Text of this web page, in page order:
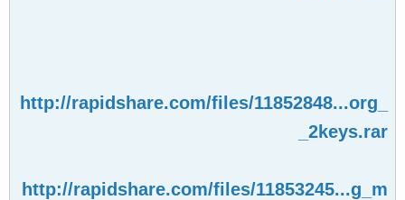
http://rapidshare.com/files/11852848...org_
_2keys.rar
http://rapidshare.com/files/11853245...g_m